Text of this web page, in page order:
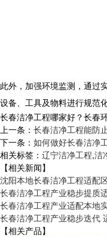
此外，加强环境监测，通过
设备、工具及物料进行规范
长春洁净工程哪家好？长春
上一条： 长春洁净工程能防
下一条： 如何做好长春洁净
相关标签： 辽宁洁净工程,洁
【相关新闻】
沈阳本地长春洁净工程适配
长春洁净工程产业稳步提质
长春洁净工程产业适配本地
长春洁净工程产业稳步迭代
【相关产品】